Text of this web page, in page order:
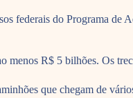
federais do Programa
menos R$ 5 bilhões. Os
que chegam de